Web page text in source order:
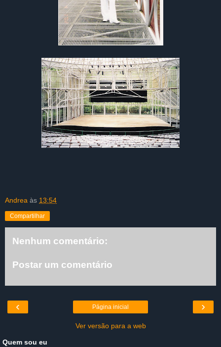
Andrea às 13:54
Compartilhar
Nenhum comentário:
Postar um comentário
‹ ›
Página inicial
Ver versão para a web
Quem sou eu